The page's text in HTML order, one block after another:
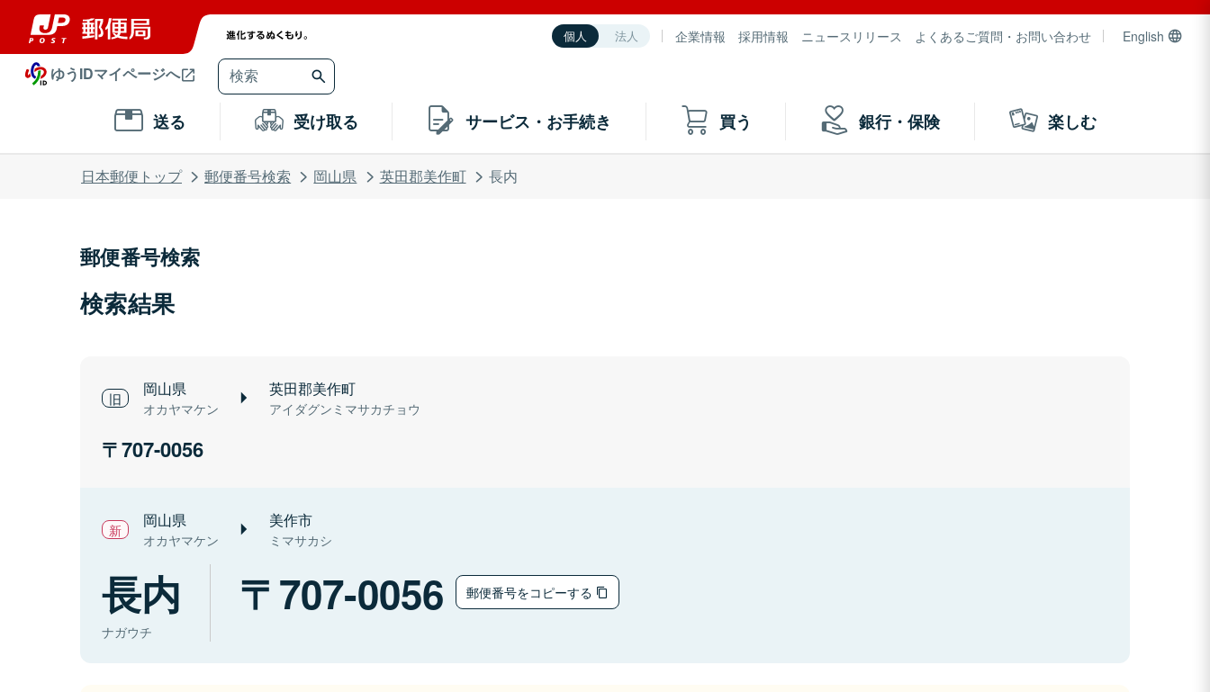
個人 法人 企業情報 採用情報 ニュースリリース よくあるご質問・お問い合わせ English
ゆうIDマイページへ
送る 受け取る サービス・お手続き 買う 銀行・保険 楽しむ
日本郵便トップ 郵便番号検索 岡山県 英田郡美作町 長内
郵便番号検索
検索結果
岡山県
オカヤマケン
英田郡美作町
アイダグンミマサカチョウ
707-0056
岡山県
オカヤマケン
美作市
ミマサカシ
長内
ナガウチ
707-0056 郵便番号をコピーする